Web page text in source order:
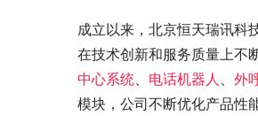
成立以来，北京恒天瑞讯科
在技术创新和服务质量上不
中心系统、 电话机器人 、 外
模块，公司不断优化产品性